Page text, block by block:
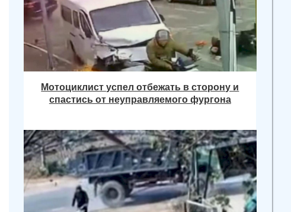
Мотоциклист успел отбежать в сторону и
спастись от неуправляемого фургона